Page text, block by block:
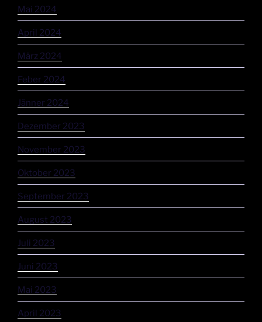
Mai 2024
April 2024
März 2024
Feber 2024
Jänner 2024
Dezember 2023
November 2023
Oktober 2023
September 2023
August 2023
Juli 2023
Juni 2023
Mai 2023
April 2023